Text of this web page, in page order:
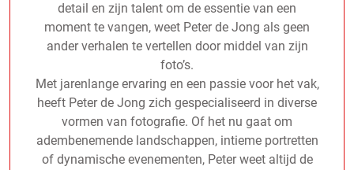
detail en zijn talent om de essentie van een
moment te vangen, weet Peter de Jong als geen
ander verhalen te vertellen door middel van zijn
foto’s.
Met jarenlange ervaring en een passie voor het vak,
heeft Peter de Jong zich gespecialiseerd in diverse
vormen van fotografie. Of het nu gaat om
adembenemende landschappen, intieme portretten
of dynamische evenementen, Peter weet altijd de